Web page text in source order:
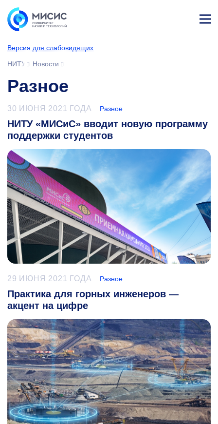
Версия для слабовидящих
НИТУ МИСИС
Новости
Разное
30 ИЮНЯ 2021 ГОДА Разное
НИТУ «МИСиС» вводит новую программу
поддержки студентов
29 ИЮНЯ 2021 ГОДА Разное
Практика для горных инженеров —
акцент на цифре